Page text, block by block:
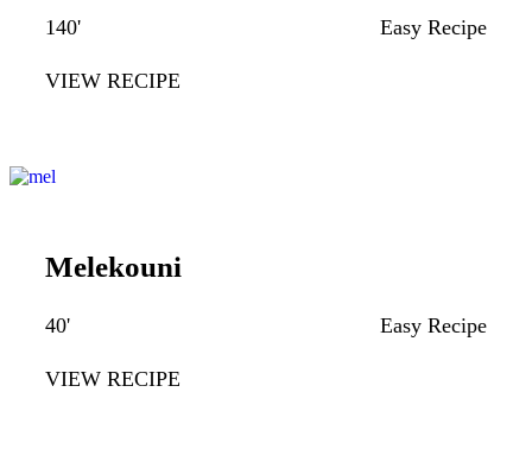
140' Easy Recipe
VIEW RECIPE
Melekouni
40' Easy Recipe
VIEW RECIPE